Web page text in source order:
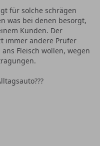
für solche schrägen
was bei denen besorgt,
Kunden. Der
immer andere Prüfer
Fleisch wollen, wegen